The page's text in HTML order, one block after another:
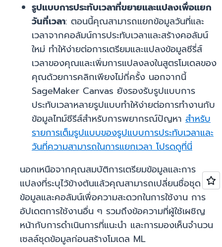
รูปแบบการประทับเวลาที่ขยายและแปลงเพื่อแยก
วันที่เวลา: ตอนนี้คุณสามารถแยกข้อมูลวันที่และ
เวลาจากคอลัมน์การประทับเวลาและสร้างคอลัมน์
ใหม่ ทำให้ง่ายต่อการเตรียมและแปลงข้อมูลซีรี่ส์
เวลาของคุณและเพิ่มการแปลงลงในสูตรโมเดลของ
คุณด้วยการคลิกเพียงไม่กี่ครั้ง นอกจากนี้
SageMaker Canvas ยังรองรับรูปแบบการ
ประทับเวลาหลายรูปแบบทำให้ง่ายต่อการทำงานกับ
ข้อมูลไทม์ซีรีส์สำหรับการพยากรณ์ปัญหา สำหรับ
รายการเต็มรูปแบบของรูปแบบการประทับเวลาและ
วันที่ความสามารถในการแยกเวลา โปรดดูที่นี่
นอกเหนือจากคุณสมบัติการเตรียมข้อมูลและการ
แปลงที่ระบุไว้ข้างต้นแล้วคุณสามารถเปลี่ยนชื่อชุด
ข้อมูลและคอลัมน์เพื่อความสะดวกในการใช้งาน การ
อัปเดตการใช้งานอื่น ๆ รวมถึงข้อความที่ผู้ใช้เผชิญ
หน้ากับการดำเนินการที่แนะนำ และการมองเห็นจำนวน
เซลล์ชุดข้อมูลก่อนสร้างโมเดล ML